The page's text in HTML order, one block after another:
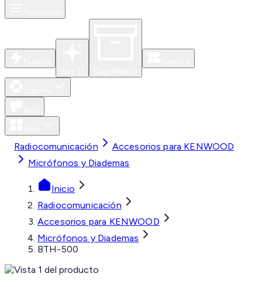
Radiocomunicación
Accesorios para KENWOOD
Micrófonos y Diademas
Inicio
Radiocomunicación
Accesorios para KENWOOD
Micrófonos y Diademas
BTH-500